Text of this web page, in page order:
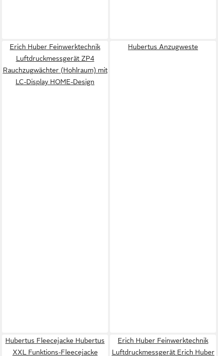
Erich Huber Feinwerktechnik
Luftdruckmessgerät ZP4
Rauchzugwächter (Hohlraum) mit
LC-Display HOME-Design
Hubertus Anzugweste
Hubertus Fleecejacke Hubertus
XXL Funktions-Fleecejacke
Erich Huber Feinwerktechnik
Luftdruckmessgerät Erich Huber